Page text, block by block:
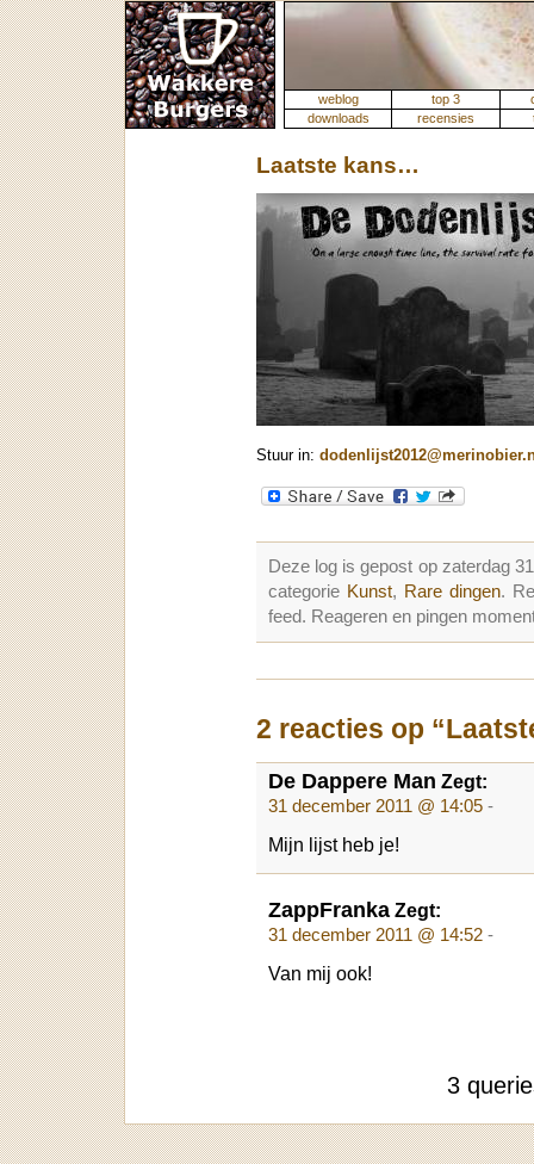
weblog top 3
downloads
recensies
Laatste kans…
Stuur in:
Deze log is gepost op zaterdag
categorie Kunst, Rare dingen.
feed. Reageren en pingen
2 reacties op
De Dappere Man Zegt:
31 december 2011 @ 14:05 -
Mijn lijst heb je!
ZappFranka Zegt:
31 december 2011 @ 14:52 -
Van mij ook!
3